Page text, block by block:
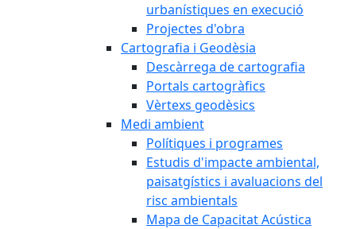
urbanístiques en execució
Projectes d'obra
Cartografia i Geodèsia
Descàrrega de cartografia
Portals cartogràfics
Vèrtexs geodèsics
Medi ambient
Polítiques i programes
Estudis d'impacte ambiental,
paisatgístics i avaluacions del
risc ambientals
Mapa de Capacitat Acústica